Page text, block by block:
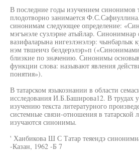
В последние годы изучением синонимов
плодотворно занимается
синонимам следующее определение:
мэгънэле сузлэрне атыйлар. Синонимнар
вазифаларына нигезлэнэлэр: чынбарлык
нэм твшеичз белдерэлэр»п
близкие по значению. Синонимы
функции слова: называют явления
понятия»).
В татарском языкознании в области
исследования И.Б.Баширова12. В трудах
изучению текста литературного
системные связи-отношения в татарской
изучаются синонимы.
' Ханбикова Ш С Татар теяендэ
-Казан, 1962 -Б 7